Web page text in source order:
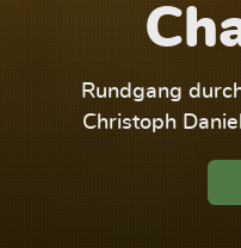
Rundgang
Christoph